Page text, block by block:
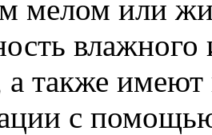
мелом или
влажного
а также
с